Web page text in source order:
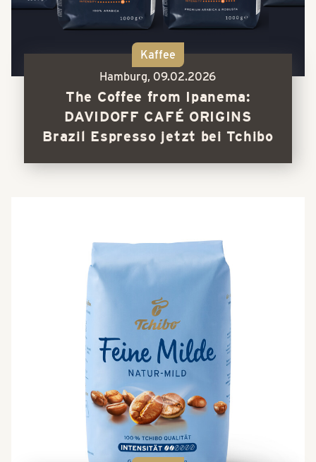
Kaffee
Hamburg, 09.02.2026
The Coffee from Ipanema:
DAVIDOFF CAFÉ ORIGINS
Brazil Espresso jetzt bei Tchibo